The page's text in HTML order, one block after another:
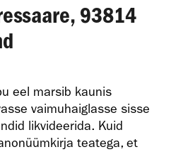
93814
eel marsib kaunis
vaimuhaiglasse sisse
likvideerida. Kuid
teatega, et